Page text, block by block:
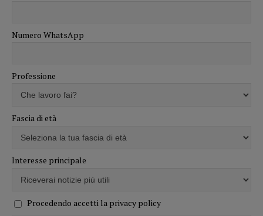
Numero WhatsApp
Professione
Fascia di età
Interesse principale
Procedendo accetti la privacy policy